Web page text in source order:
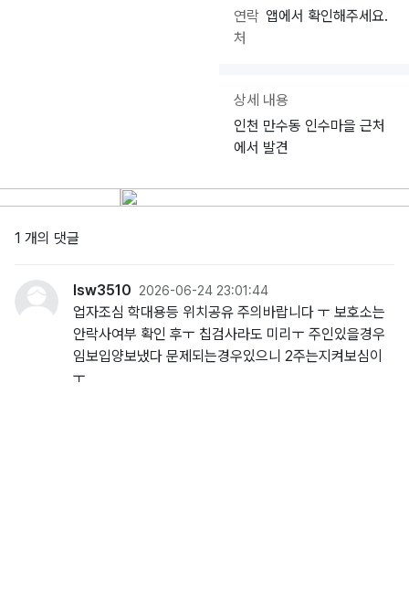
연락
처
앱에서 확인해주세요.
상세 내용
인천 만수동 인수마을 근처
에서 발견
1 개의 댓글
lsw3510 2026-06-24 23:01:44
업자조심 학대용등 위치공유 주의바랍니다 ㅜ 보호소는
안락사여부 확인 후ㅜ 칩검사라도 미리ㅜ 주인있을경우
임보입양보냈다 문제되는경우있으니 2주는지켜보심이
ㅜ